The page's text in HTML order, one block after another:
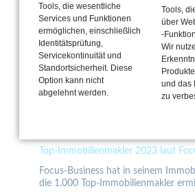
Energieausweis und die
mit Fokus auf die
Top-Immobilienmakler 2023 laut
Focus-Business hat in seinem
die 1.000 Top-Immobilienmakler
Tools, die wesentliche
Services und Funktionen
ermöglichen, einschließlich
Identitätsprüfung,
Servicekontinuität und
Standortsicherheit. Diese
Option kann nicht
abgelehnt werden.
Tools,
über
-
Wir
und das
zu